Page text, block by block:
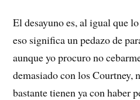
El desayuno es, al igual que
eso significa un pedazo de
aunque yo procuro no
demasiado con los Courtney,
bastante tienen ya con haber